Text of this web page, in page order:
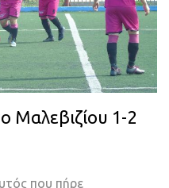
Μαλεβιζίου 1-2
που πήρε